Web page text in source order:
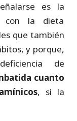
es la
con la dieta
que también
y porque,
de
cuanto
, si la